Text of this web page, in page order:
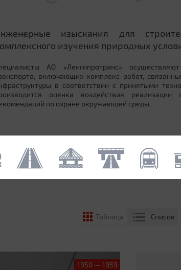
изыскания для
изучения природных
АО «Ленгипротранс»
включающих комплекс работ,
в соответствии с принятыми
оценка воздействия
по охране окружающей среды.
Таблица Список
1950 — 1959